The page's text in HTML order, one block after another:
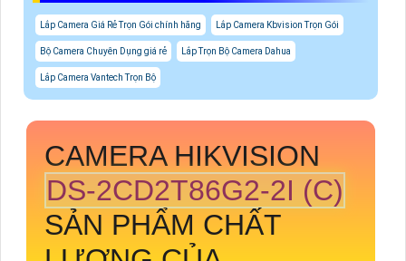
Lắp Camera Giá Rẻ Trọn Gói chính hãng Lắp Camera Kbvision Trọn Gói
Bộ Camera Chuyên Dụng giá rẻ Lắp Trọn Bộ Camera Dahua
Lắp Camera Vantech Trọn Bộ
CAMERA HIKVISION
DS-2CD2T86G2-2I (C)
SẢN PHẨM CHẤT